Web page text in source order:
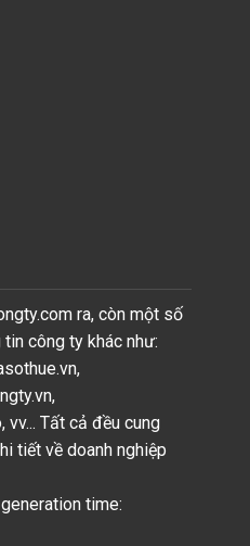
ra, còn một số
công ty khác như:
vv... Tất cả đều cung
tiết về doanh nghiệp
time: